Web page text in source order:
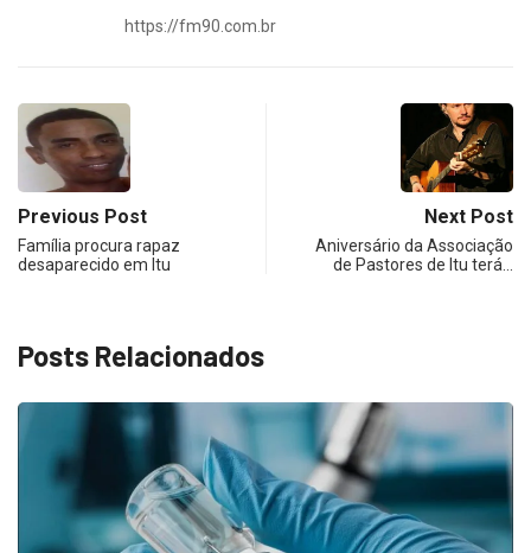
https://fm90.com.br
Previous Post
Família procura rapaz
desaparecido em Itu
Next Post
Aniversário da Associação
de Pastores de Itu terá…
Posts Relacionados